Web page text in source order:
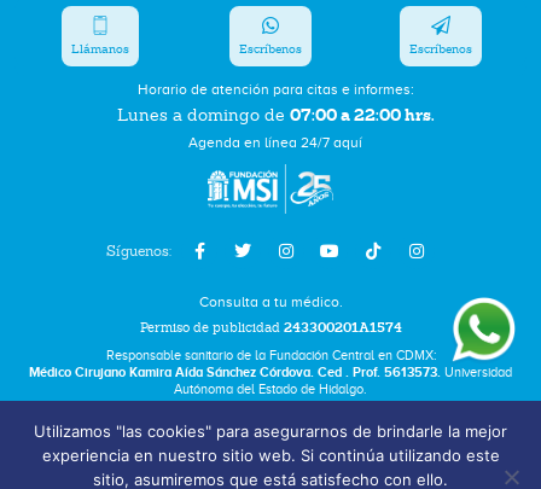
Síguenos:
Horario de atención para citas e informes:
Lunes a domingo de 07:00 a 22:00 hrs.
Agenda en línea 24/7 aquí
Llámanos Escríbenos Escríbenos
Consulta a tu médico.
Permiso de publicidad 243300201A1574
Responsable sanitario de la Fundación Central en CDMX:
Médico Cirujano Kamira Aída Sánchez Córdova. Ced . Prof. 5613573. Universidad
Autónoma del Estado de Hidalgo.
Términos y Condiciones
Bolsa de Trabajo
Utilizamos "las cookies" para asegurarnos de brindarle la mejor
experiencia en nuestro sitio web. Si continúa utilizando este
sitio, asumiremos que está satisfecho con ello.